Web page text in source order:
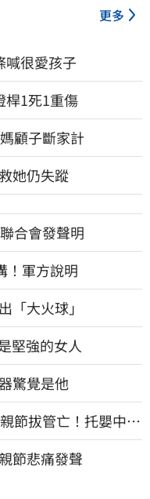
更多
喊很愛孩子
桿1死1重傷
顧子斷家計
她仍失蹤
合會發聲明
！軍方說明
大火球」
堅強的女人
驚覺是他
節拔管亡！托嬰中心
節悲痛發聲